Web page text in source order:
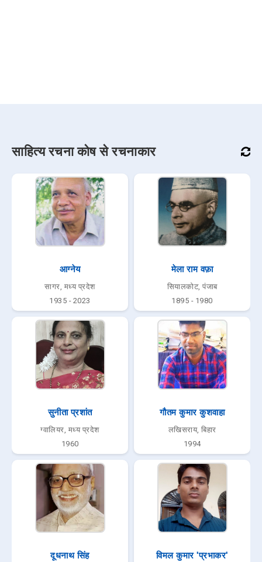
साहित्य रचना कोष से रचनाकार
आग्नेय
सागर, मध्य प्रदेश
1935 - 2023
मेला राम वफ़ा
सियालकोट, पंजाब
1895 - 1980
सुनीता प्रशांत
ग्वालियर, मध्य प्रदेश
1960
गौतम कुमार कुशवाहा
लखिसराय, बिहार
1994
दूधनाथ सिंह विमल कुमार 'प्रभाकर'